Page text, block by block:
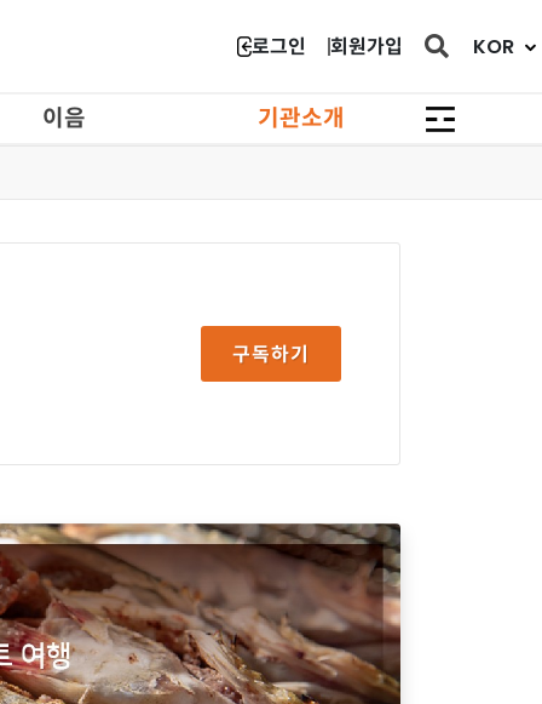
로그인 회원가입 닫힘
KOR
이음 기관소개
구독하기